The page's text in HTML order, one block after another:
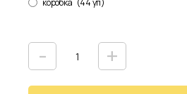
коробка (44 уп)
- +